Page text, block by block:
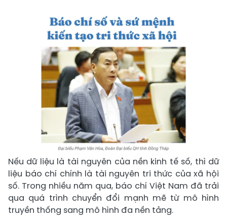
Nếu dữ liệu là tài nguyên của nền kinh tế số, thì dữ
liệu báo chí chính là tài nguyên tri thức của xã hội
số. Trong nhiều năm qua, báo chí Việt Nam đã trải
qua quá trình chuyển đổi mạnh mẽ từ mô hình
truyền thống sang mô hình đa nền tảng.